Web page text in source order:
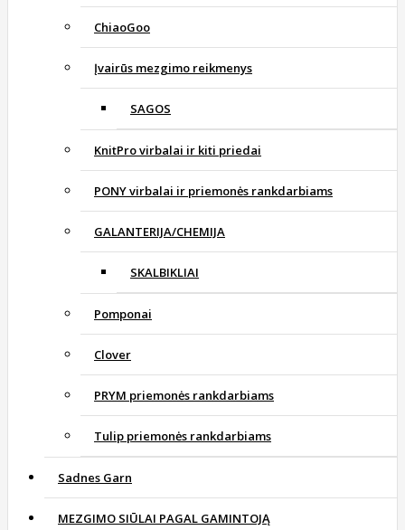
ChiaoGoo
Įvairūs mezgimo reikmenys
SAGOS
KnitPro virbalai ir kiti priedai
PONY virbalai ir priemonės rankdarbiams
GALANTERIJA/CHEMIJA
SKALBIKLIAI
Pomponai
Clover
PRYM priemonės rankdarbiams
Tulip priemonės rankdarbiams
Sadnes Garn
MEZGIMO SIŪLAI PAGAL GAMINTOJĄ